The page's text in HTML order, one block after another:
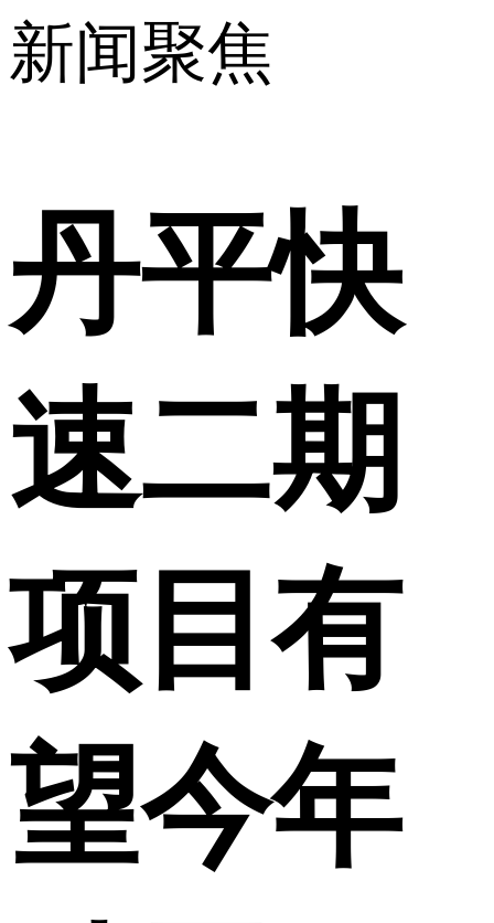
新闻聚焦
丹平快
速二期
项目有
望今年